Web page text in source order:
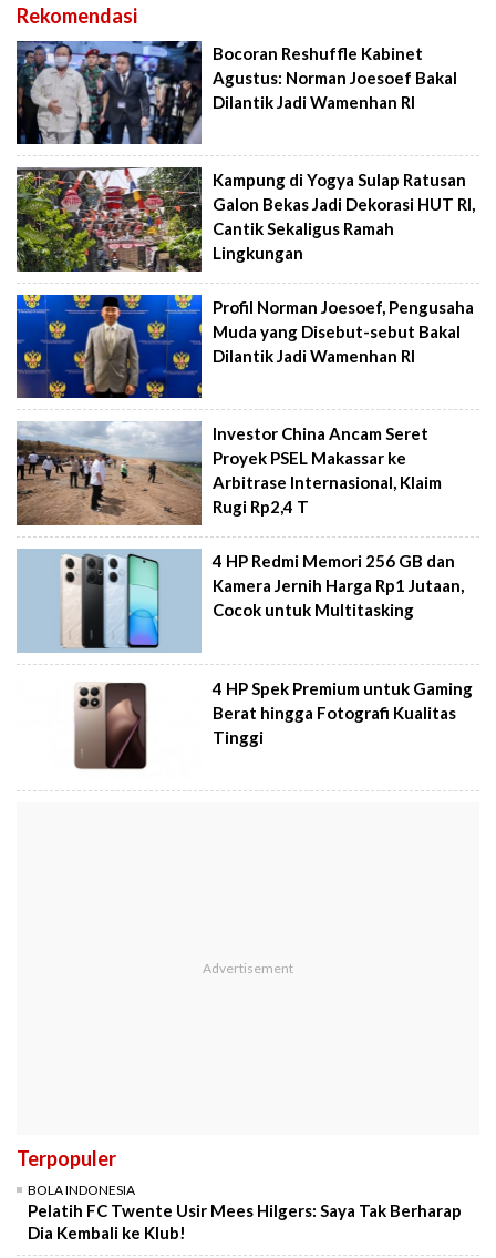
Rekomendasi
Bocoran Reshuffle Kabinet
Agustus: Norman Joesoef Bakal
Dilantik Jadi Wamenhan RI
Kampung di Yogya Sulap Ratusan
Galon Bekas Jadi Dekorasi HUT RI,
Cantik Sekaligus Ramah
Lingkungan
Profil Norman Joesoef, Pengusaha
Muda yang Disebut-sebut Bakal
Dilantik Jadi Wamenhan RI
Investor China Ancam Seret
Proyek PSEL Makassar ke
Arbitrase Internasional, Klaim
Rugi Rp2,4 T
4 HP Redmi Memori 256 GB dan
Kamera Jernih Harga Rp1 Jutaan,
Cocok untuk Multitasking
4 HP Spek Premium untuk Gaming
Berat hingga Fotografi Kualitas
Tinggi
Terpopuler
BOLA INDONESIA
Pelatih FC Twente Usir Mees Hilgers: Saya Tak Berharap
Dia Kembali ke Klub!